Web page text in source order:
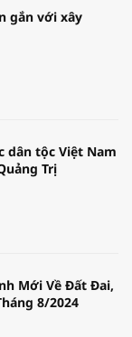
gắn với xây
dân tộc Việt Nam
Trị
Mới Về Đất Đai,
8/2024